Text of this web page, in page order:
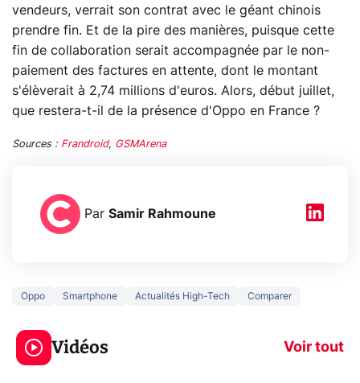
vendeurs, verrait son contrat avec le géant chinois
prendre fin. Et de la pire des manières, puisque cette
fin de collaboration serait accompagnée par le non-
paiement des factures en attente, dont le montant
s'élèverait à 2,74 millions d'euros. Alors, début juillet,
que restera-t-il de la présence d'Oppo en France ?
Sources : Frandroid, GSMArena
Par Samir Rahmoune
Oppo Smartphone Actualités High-Tech Comparer
Vidéos Voir tout
3 écrans en 1 pour
319€ ? Voici L'AOC
CQ32G4ZA !
5
prochaine